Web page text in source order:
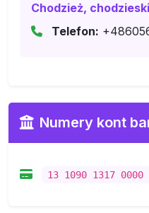
Chodzież,
Telefon:
Numery kont
13 1090 1317 0000